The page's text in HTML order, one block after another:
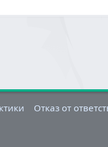
Отказ от